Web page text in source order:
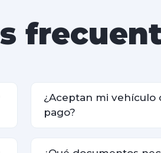
¿Aceptan mi vehículo
pago?